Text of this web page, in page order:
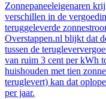
Zonnepaneeleigenaren
verschillen in de
teruggeleverde
Overstappen.nl blijkt dat
tussen de
van ruim 3 cent per kWh
huishouden met tien
teruglevert) kan dat
per jaar.